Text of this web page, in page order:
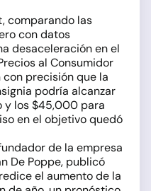
comparando las
con datos
desaceleración en el
al Consumidor
con precisión que la
podría alcanzar
y los $45,000 para
en el objetivo quedó
de la empresa
De Poppe, publicó
el aumento de la